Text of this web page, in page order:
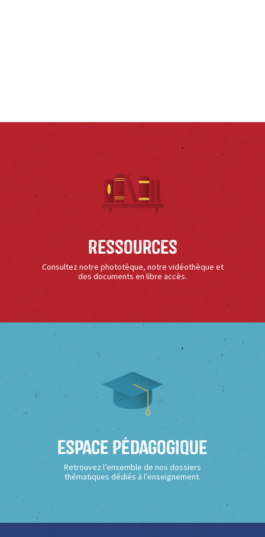
Ressources
Consultez notre phototèque, notre vidéothèque et
des documents en libre accès.
Espace Pédagogique
Retrouvez l’ensemble de nos dossiers
thématiques dédiés à l’enseignement.